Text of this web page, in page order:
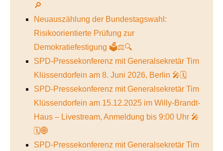
🔎
Neuauszählung der Bundestagswahl:
Risikoorientierte Prüfung zur
Demokratiefestigung 🗳️⚖️🔍
SPD-Pressekonferenz mit Generalsekretär Tim
Klüssendorfein am 8. Juni 2026, Berlin 🎤🗓️
SPD-Pressekonferenz mit Generalsekretär Tim
Klüssendorfein am 15.12.2025 im Willy-Brandt-
Haus – Livestream, Anmeldung bis 9:00 Uhr 🎤
🗓️🌐
SPD-Pressekonferenz mit Generalsekretär Tim